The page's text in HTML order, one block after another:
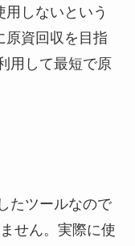
しないという
原資回収を目指
用して最短で原
たツールなので
せん。実際に使